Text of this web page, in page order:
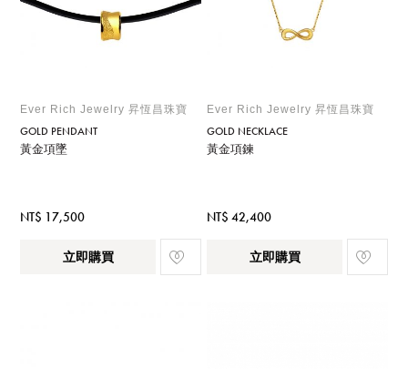
Ever Rich Jewelry 昇恆昌珠寶
GOLD PENDANT
黃金項墜
NT$ 17,500
立即購買
Ever Rich Jewelry 昇恆昌珠寶
GOLD NECKLACE
黃金項鍊
NT$ 42,400
立即購買